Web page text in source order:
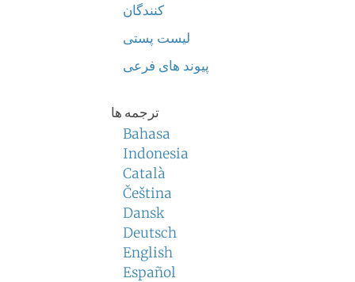
کنندگان
لیست پستی
پیوند های فرعی
ترجمه ها
Bahasa
Indonesia
Català
Čeština
Dansk
Deutsch
English
Español